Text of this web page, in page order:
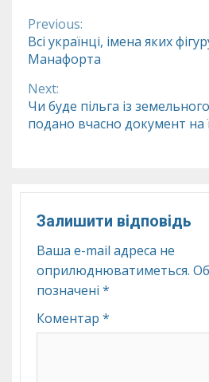
Continue
Reading
Previous:
Всі українці, імена яких
Манафорта
Next:
Чи буде пільга із
подано вчасно документ на
Залишити відповідь
Ваша e-mail адреса не
оприлюднюватиметься.
позначені *
Коментар *